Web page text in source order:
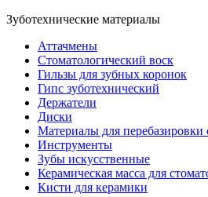
Зуботехнические материалы
Аттачмены
Стоматологический воск
Гильзы для зубных коронок
Гипс зуботехнический
Держатели
Диски
Материалы для перебазировки
Инструменты
Зубы искусственные
Керамическая масса для
Кисти для керамики